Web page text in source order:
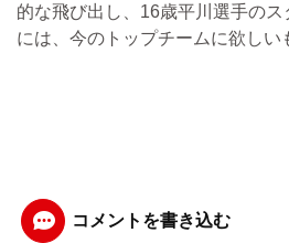
的な飛び出し、16歳平川選手の
には、今のトップチームに欲しい
コメントを書き込む